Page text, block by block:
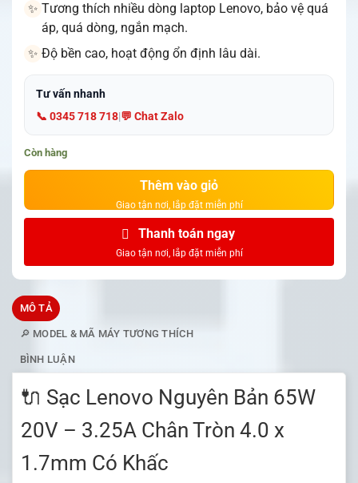
✨ Tương thích nhiều dòng laptop Lenovo, bảo vệ quá
áp, quá dòng, ngắn mạch.
✨ Độ bền cao, hoạt động ổn định lâu dài.
Tư vấn nhanh
📞 0345 718 718|💬 Chat Zalo
Còn hàng
Thêm vào giỏ
Thanh toán ngay
MÔ TẢ
🔎 MODEL & MÃ MÁY TƯƠNG THÍCH
BÌNH LUẬN
🔌 Sạc Lenovo Nguyên Bản 65W
20V – 3.25A Chân Tròn 4.0 x
1.7mm Có Khấc